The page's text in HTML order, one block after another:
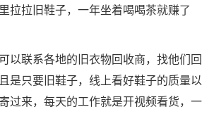
拉拉旧鞋子，一年坐着喝喝茶就赚了
联系各地的旧衣物回收商，找他们回
是只要旧鞋子，线上看好鞋子的质量以
过来，每天的工作就是开视频看货，一